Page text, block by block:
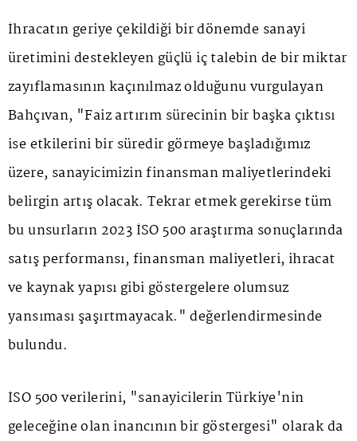
İhracatın geriye çekildiği bir dönemde sanayi
üretimini destekleyen güçlü iç talebin de bir miktar
zayıflamasının kaçınılmaz olduğunu vurgulayan
Bahçıvan, "Faiz artırım sürecinin bir başka çıktısı
ise etkilerini bir süredir görmeye başladığımız
üzere, sanayicimizin finansman maliyetlerindeki
belirgin artış olacak. Tekrar etmek gerekirse tüm
bu unsurların 2023 İSO 500 araştırma sonuçlarında
satış performansı, finansman maliyetleri, ihracat
ve kaynak yapısı gibi göstergelere olumsuz
yansıması şaşırtmayacak." değerlendirmesinde
bulundu.
İSO 500 verilerini, "sanayicilerin Türkiye'nin
geleceğine olan inancının bir göstergesi" olarak da